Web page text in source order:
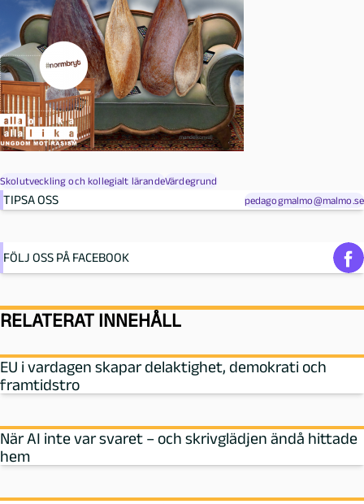
Skolutveckling och kollegialt lärandeVärdegrund
TIPSA OSS pedagogmalmo@malmo.se
FÖLJ OSS PÅ FACEBOOK
RELATERAT INNEHÅLL
EU i vardagen skapar delaktighet, demokrati och
framtidstro
När AI inte var svaret – och skrivglädjen ändå hittade
hem